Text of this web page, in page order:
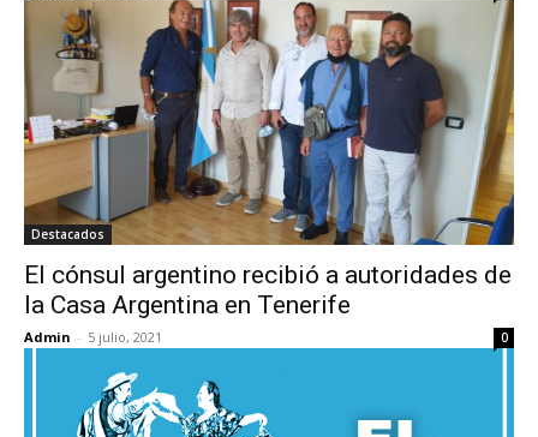
Destacados
El cónsul argentino recibió a autoridades de
la Casa Argentina en Tenerife
Admin - 5 julio, 2021 0